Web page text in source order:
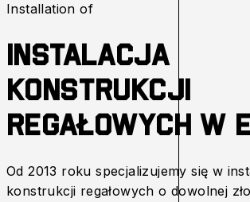
Installation of
Instalacja
konstrukcji
regałowych w
Od 2013 roku specjalizujemy się w
konstrukcji regałowych o dowolnej